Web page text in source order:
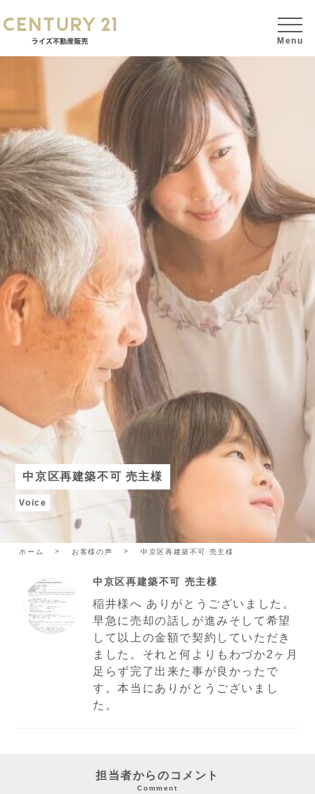
中京区再建築不可 売主様
Voice
ホーム お客様の声 中京区再建築不可 売主様
中京区再建築不可 売主様
稲井様へ ありがとうございました。
早急に売却の話しが進みそして希望
して以上の金額で契約していただき
ました。それと何よりもわづか2ヶ月
足らず完了出来た事が良かったで
す。本当にありがとうございまし
た。
担当者からのコメント
Comment